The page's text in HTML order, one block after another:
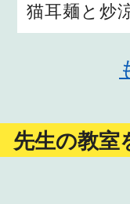
猫耳麺と炒
先生の教室